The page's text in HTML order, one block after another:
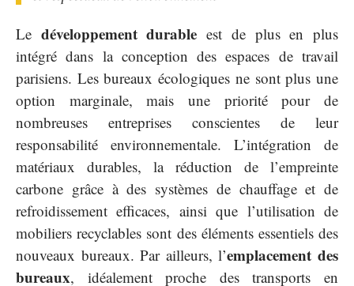
Le développement durable est de plus en plus
intégré dans la conception des espaces de travail
parisiens. Les bureaux écologiques ne sont plus une
option marginale, mais une priorité pour de
nombreuses entreprises conscientes de leur
responsabilité environnementale. L’intégration de
matériaux durables, la réduction de l’empreinte
carbone grâce à des systèmes de chauffage et de
refroidissement efficaces, ainsi que l’utilisation de
mobiliers recyclables sont des éléments essentiels des
nouveaux bureaux. Par ailleurs, l’emplacement des
bureaux, idéalement proche des transports en